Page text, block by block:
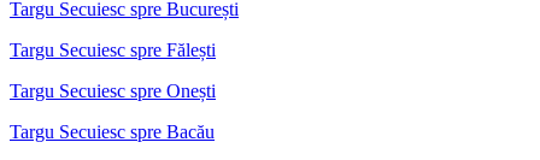
Targu Secuiesc spre București
Targu Secuiesc spre Fălești
Targu Secuiesc spre Onești
Targu Secuiesc spre Bacău